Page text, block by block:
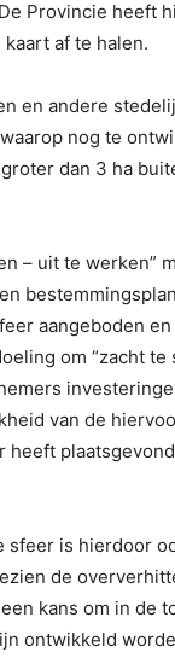
Provincie heeft
af te halen.
en andere
nog te
dan 3 ha
– uit te werken”
aangeboden
om “zacht
van de
is hierdoor
de
kans om in de
ontwikkeld